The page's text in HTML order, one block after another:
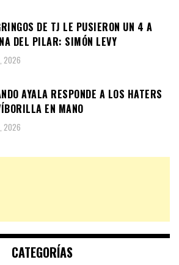
DE TJ LE PUSIERON UN 4 A
DEL PILAR: SIMÓN LEVY
2026
AYALA RESPONDE A LOS HATERS
EN MANO
2026
CATEGORÍAS